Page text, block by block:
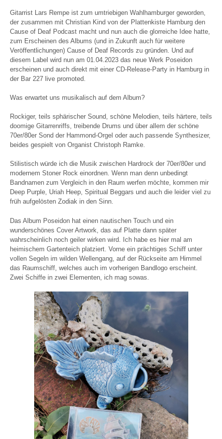
Gitarrist Lars Rempe ist zum umtriebigen Wahlhamburger geworden,
der zusammen mit Christian Kind von der Plattenkiste Hamburg den
Cause of Deaf Podcast macht und nun auch die glorreiche Idee hatte,
zum Erscheinen des Albums (und in Zukunft auch für weitere
Veröffentlichungen) Cause of Deaf Records zu gründen. Und auf
diesem Label wird nun am 01.04.2023 das neue Werk Poseidon
erscheinen und auch direkt mit einer CD-Release-Party in Hamburg in
der Bar 227 live promoted.
Was erwartet uns musikalisch auf dem Album?
Rockiger, teils sphärischer Sound, schöne Melodien, teils härtere, teils
doomige Gitarrenriffs, treibende Drums und über allem der schöne
70er/80er Sond der Hammond-Orgel oder auch passende Synthesizer,
beides gespielt von Organist Christoph Ramke.
Stilistisch würde ich die Musik zwischen Hardrock der 70er/80er und
modernem Stoner Rock einordnen. Wenn man denn unbedingt
Bandnamen zum Vergleich in den Raum werfen möchte, kommen mir
Deep Purple, Uriah Heep, Spiritual Beggars und auch die leider viel zu
früh aufgelösten Zodiak in den Sinn.
Das Album Poseidon hat einen nautischen Touch und ein
wunderschönes Cover Artwork, das auf Platte dann später
wahrscheinlich noch geiler wirken wird. Ich habe es hier mal am
heimischem Gartenteich platziert. Vorne ein prächtiges Schiff unter
vollen Segeln im wilden Wellengang, auf der Rückseite am Himmel
das Raumschiff, welches auch im vorherigen Bandlogo erscheint.
Zwei Schiffe in zwei Elementen, ich mag sowas.